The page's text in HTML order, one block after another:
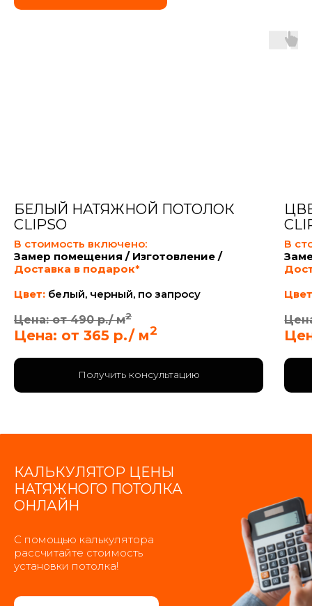
БЕЛЫЙ НАТЯЖНОЙ ПОТОЛОК
CLIPSO
В стоимость включено:
Замер помещения / Изготовление /
Доставка в подарок*
Цвет: белый, черный, по запросу
Цена: от 490 р./ м2
Цена: от 365 р./ м2
Получить консультацию
В
КАЛЬКУЛЯТОР ЦЕНЫ
НАТЯЖНОГО ПОТОЛКА
ОНЛАЙН
C помощью калькулятора
рассчитайте стоимость
установки потолка!